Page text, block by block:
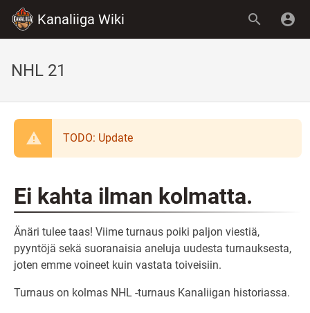
Kanaliiga Wiki
NHL 21
TODO: Update
Ei kahta ilman kolmatta.
Änäri tulee taas! Viime turnaus poiki paljon viestiä,
pyyntöjä sekä suoranaisia aneluja uudesta turnauksesta,
joten emme voineet kuin vastata toiveisiin.
Turnaus on kolmas NHL -turnaus Kanaliigan historiassa.